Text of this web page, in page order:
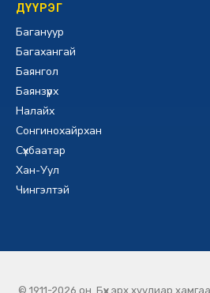
ДҮҮРЭГ
Багануур
Багахангай
Баянгол
Баянзүрх
Налайх
Сонгинохайрхан
Сүхбаатар
Хан-Уул
Чингэлтэй
© 1911-2026 он. Бүх эрх хуулиар